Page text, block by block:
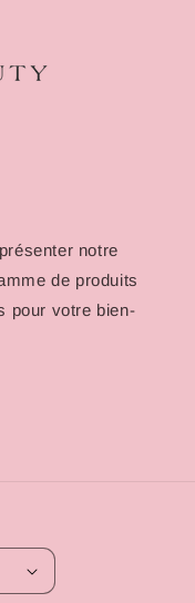
notre
de produits
pour votre bien-